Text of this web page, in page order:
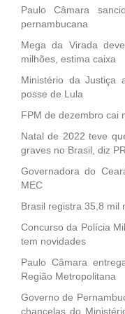
Paulo Câmara
pernambucana
Mega da Virada
milhões, estima caixa
Ministério da Justiça
posse de Lula
FPM de dezembro cai
Natal de 2022 teve
graves no Brasil, diz
Governadora do
MEC
Brasil registra 35,8 mil
Concurso da Polícia
tem novidades
Paulo Câmara
Região Metropolitana
Governo de
chancelas do